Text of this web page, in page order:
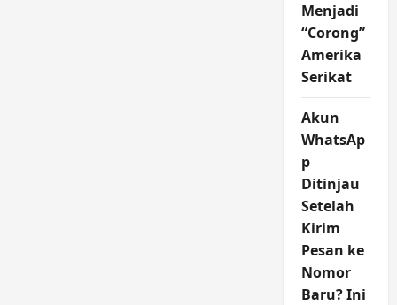
Menjadi
“Corong”
Amerika
Serikat
Akun
WhatsAp
p
Ditinjau
Setelah
Kirim
Pesan ke
Nomor
Baru? Ini